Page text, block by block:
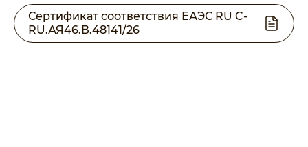
Сертификат соответствия ЕАЭС RU C-
RU.АЯ46.В.48141/26